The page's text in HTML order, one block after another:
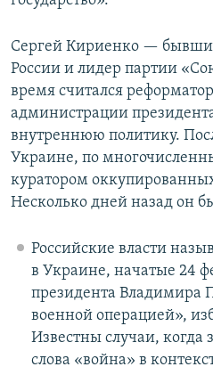
Сергей Кириенко —
России и лидер партии
время считался
администрации
внутреннюю политику.
Украине, по
куратором
Несколько дней назад он
Российские власти
в Украине, начатые 24
президента Владимира
военной операцией»,
Известны случаи, когда
слова «война» в